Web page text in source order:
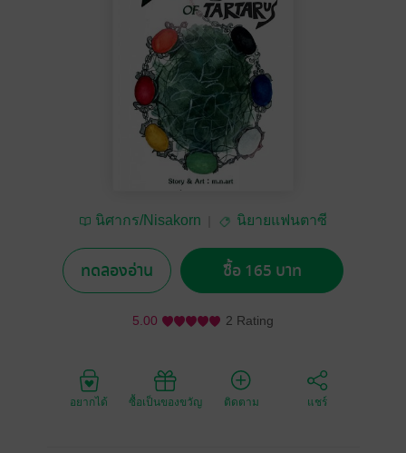
นิศากร/Nisakorn นิยายแฟนตาซี
ทดลองอ่าน ซื้อ 165 บาท
5.00 2 Rating
อยากได้ ซื้อเป็นของขวัญ ติดตาม แชร์